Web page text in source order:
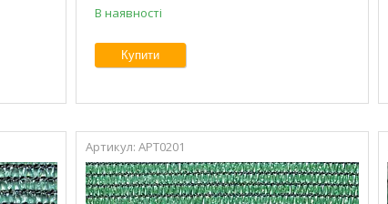
В наявності
Купити
АРТ0201